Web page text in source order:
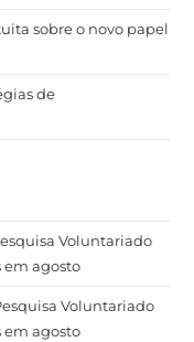
sobre o novo papel
de
Voluntariado
em agosto
Voluntariado
em agosto